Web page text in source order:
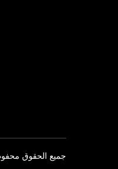
جميع الحقوق